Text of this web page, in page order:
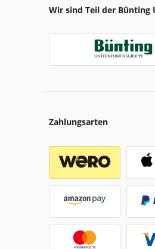
Wir sind Teil der Bünting
Zahlungsarten